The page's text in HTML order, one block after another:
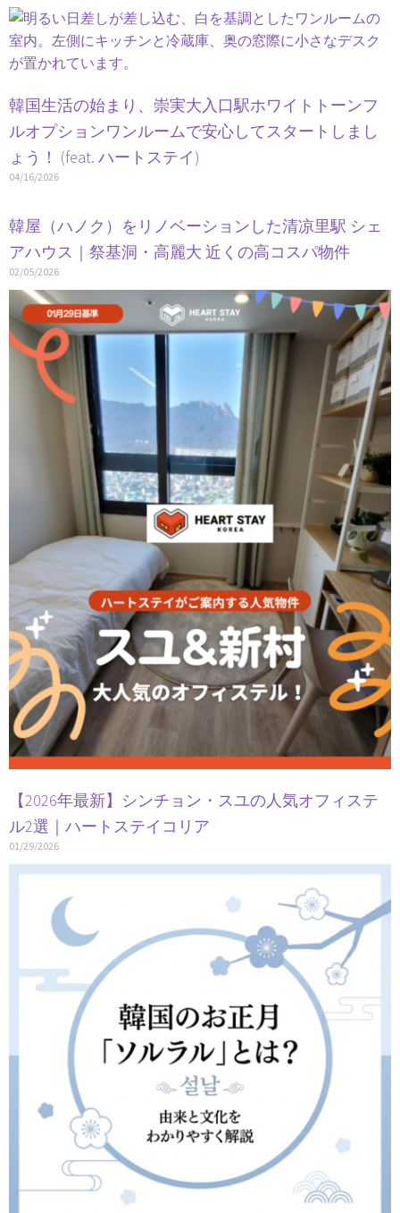
韓国生活の始まり、崇実大入口駅ホワイトトーンフ
ルオプションワンルームで安心してスタートしまし
ょう！ (feat. ハートステイ)
04/16/2026
韓屋（ハノク）をリノベーションした清凉里駅 シェ
アハウス｜祭基洞・高麗大 近くの高コスパ物件
02/05/2026
【2026年最新】シンチョン・スユの人気オフィステ
ル2選｜ハートステイコリア
01/29/2026